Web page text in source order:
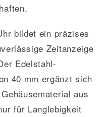
bildet ein präzises
Zeitanzeige
Edelstahl-
40 mm ergänzt sich
aus
für Langlebigkeit